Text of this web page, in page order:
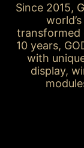
Since 2015,
transformed
10 years,
with
display,